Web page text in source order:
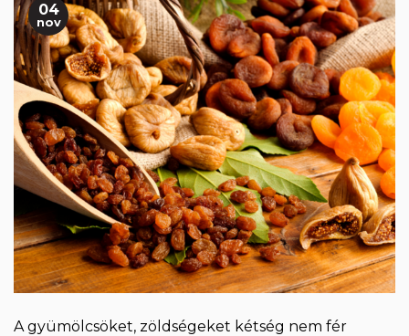
04
nov
A gyümölcsöket, zöldségeket kétség nem fér